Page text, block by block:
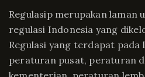
Regulasip merupakan laman
regulasi Indonesia yang
Regulasi yang terdapat pada
peraturan pusat, peraturan